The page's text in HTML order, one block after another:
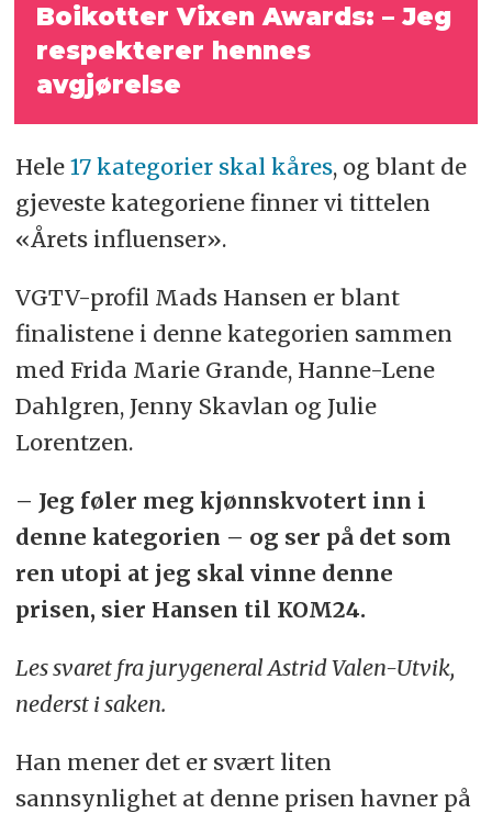
Boikotter Vixen Awards: – Jeg
respekterer hennes
avgjørelse
Hele 17 kategorier skal kåres, og blant de
gjeveste kategoriene finner vi tittelen
«Årets influenser».
VGTV-profil Mads Hansen er blant
finalistene i denne kategorien sammen
med Frida Marie Grande, Hanne-Lene
Dahlgren, Jenny Skavlan og Julie
Lorentzen.
– Jeg føler meg kjønnskvotert inn i
denne kategorien – og ser på det som
ren utopi at jeg skal vinne denne
prisen, sier Hansen til KOM24.
Les svaret fra jurygeneral Astrid Valen-Utvik,
nederst i saken.
Han mener det er svært liten
sannsynlighet at denne prisen havner på